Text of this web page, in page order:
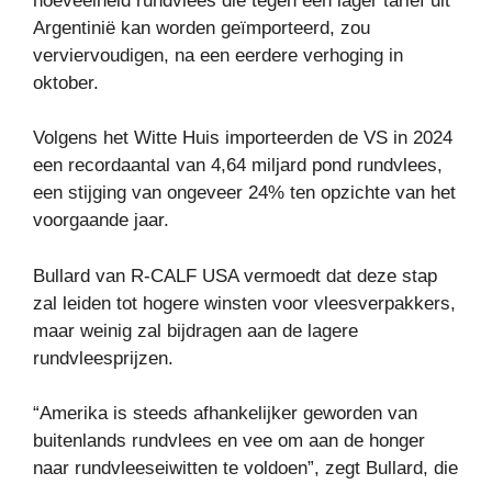
Argentinië kan worden geïmporteerd, zou
verviervoudigen, na een eerdere verhoging in
oktober.
Volgens het Witte Huis importeerden de VS in 2024
een recordaantal van 4,64 miljard pond rundvlees,
een stijging van ongeveer 24% ten opzichte van het
voorgaande jaar.
Bullard van R-CALF USA vermoedt dat deze stap
zal leiden tot hogere winsten voor vleesverpakkers,
maar weinig zal bijdragen aan de lagere
rundvleesprijzen.
“Amerika is steeds afhankelijker geworden van
buitenlands rundvlees en vee om aan de honger
naar rundvleeseiwitten te voldoen”, zegt Bullard, die